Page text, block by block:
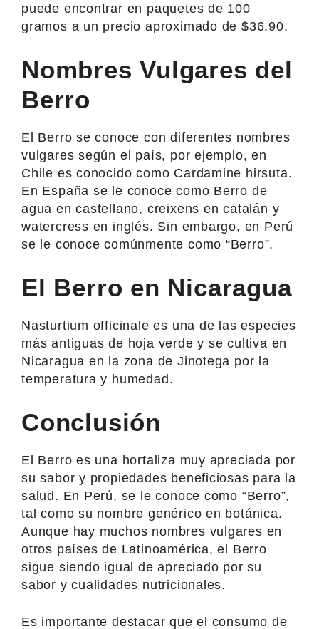
puede encontrar en paquetes de 100
gramos a un precio aproximado de $36.90.
Nombres Vulgares del
Berro
El Berro se conoce con diferentes nombres
vulgares según el país, por ejemplo, en
Chile es conocido como Cardamine hirsuta.
En España se le conoce como Berro de
agua en castellano, creixens en catalán y
watercress en inglés. Sin embargo, en Perú
se le conoce comúnmente como “Berro”.
El Berro en Nicaragua
Nasturtium officinale es una de las especies
más antiguas de hoja verde y se cultiva en
Nicaragua en la zona de Jinotega por la
temperatura y humedad.
Conclusión
El Berro es una hortaliza muy apreciada por
su sabor y propiedades beneficiosas para la
salud. En Perú, se le conoce como “Berro”,
tal como su nombre genérico en botánica.
Aunque hay muchos nombres vulgares en
otros países de Latinoamérica, el Berro
sigue siendo igual de apreciado por su
sabor y cualidades nutricionales.
Es importante destacar que el consumo de